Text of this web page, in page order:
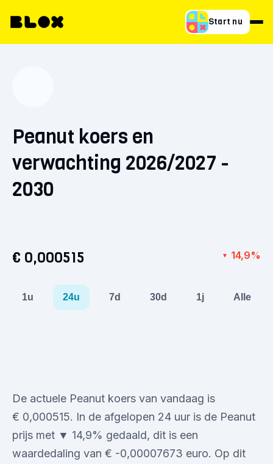
Start nu
Peanut koers en
verwachting 2026/2027 -
2030
€ 0,000515 ▼ 14,9%
1u 24u 7d 30d 1j Alle
De actuele Peanut koers van vandaag is
€ 0,000515. In de afgelopen 24 uur is de Peanut
prijs met ▼ 14,9% gedaald, dit is een
waardedaling van € -0,00007673 euro. Op dit